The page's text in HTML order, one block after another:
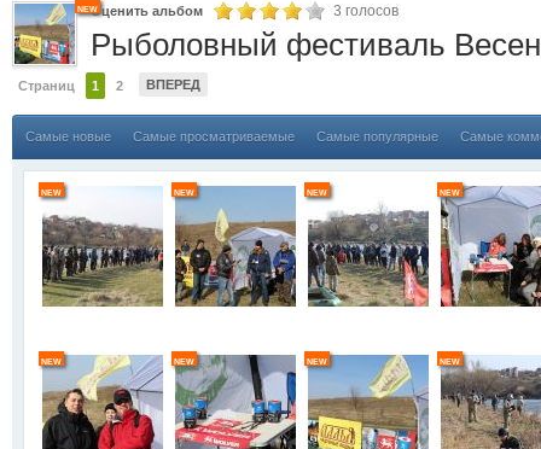
newОценить альбом 3 голосов
Рыболовный фестиваль
Страниц 1 2 ВПЕРЕД
Самые новые Самые просматриваемые Самые популярные Самые
new new new new
new new new new